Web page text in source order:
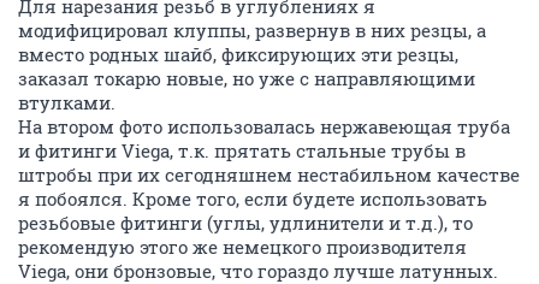
Для нарезания резьб в углублениях я
модифицировал клуппы, развернув в них резцы, а
вместо родных шайб, фиксирующих эти резцы,
заказал токарю новые, но уже с направляющими
втулками.
На втором фото использовалась нержавеющая труба
и фитинги Viega, т.к. прятать стальные трубы в
штробы при их сегодняшнем нестабильном качестве
я побоялся. Кроме того, если будете использовать
резьбовые фитинги (углы, удлинители и т.д.), то
рекомендую этого же немецкого производителя
Viega, они бронзовые, что гораздо лучше латунных.